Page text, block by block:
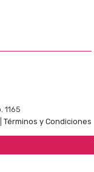
1165
Términos y Condiciones